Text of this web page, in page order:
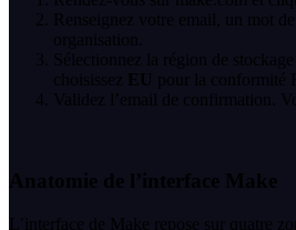
Renseignez votre email, un mot
organisation.
Sélectionnez la région de
choisissez EU pour la conformité
Validez l’email de confirmation.
Anatomie de l’interface Make
L’interface de Make repose sur quatre